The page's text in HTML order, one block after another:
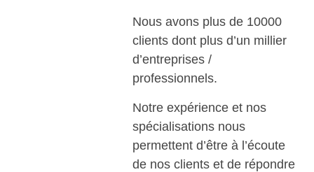
Nous avons plus de 10000
clients dont plus d’un millier
d’entreprises /
professionnels.
Notre expérience et nos
spécialisations nous
permettent d’être à l’écoute
de nos clients et de répondre